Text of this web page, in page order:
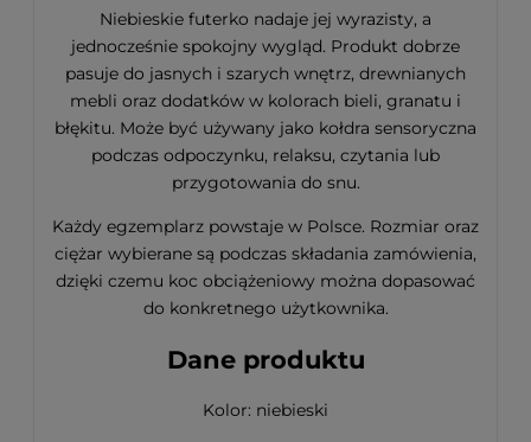
Niebieskie futerko nadaje jej wyrazisty, a
jednocześnie spokojny wygląd. Produkt dobrze
pasuje do jasnych i szarych wnętrz, drewnianych
mebli oraz dodatków w kolorach bieli, granatu i
błękitu. Może być używany jako kołdra sensoryczna
podczas odpoczynku, relaksu, czytania lub
przygotowania do snu.
Każdy egzemplarz powstaje w Polsce. Rozmiar oraz
ciężar wybierane są podczas składania zamówienia,
dzięki czemu koc obciążeniowy można dopasować
do konkretnego użytkownika.
Dane produktu
Kolor: niebieski